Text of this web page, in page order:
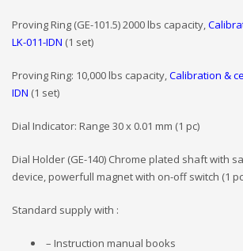
Proving Ring (GE-101.5) 2000 lbs capacity,
LK-011-IDN (1 set)
Proving Ring: 10,000 lbs capacity,Calibration &
IDN (1 set)
Dial Indicator: Range 30 x 0.01 mm (1 pc)
Dial Holder (GE-140) Chrome plated shaft with
device, powerfull magnet with on-off switch (1
Standard supply with :
– Instruction manual books